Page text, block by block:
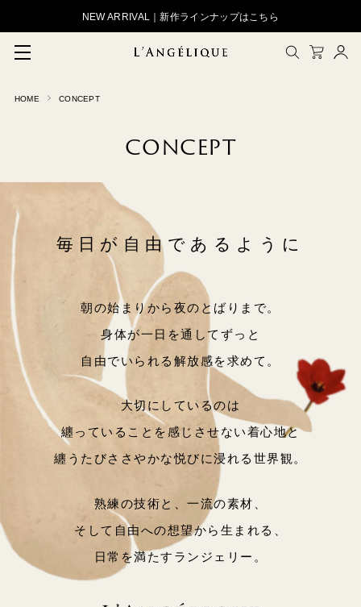
NEW ARRIVAL｜新作ラインナップはこちら
CLOSE
HOME CONCEPT
CONCEPT
毎日が自由であるように
朝の始まりから夜のとばりまで。
身体が一日を通してずっと
自由でいられる解放感を求めて。
大切にしているのは
纏っていることを感じさせない着心地と
纏うたびささやかな悦びに浸れる世界観。
熟練の技術と、一流の素材、
そして自由への想望から生まれる、
日常を満たすランジェリー。